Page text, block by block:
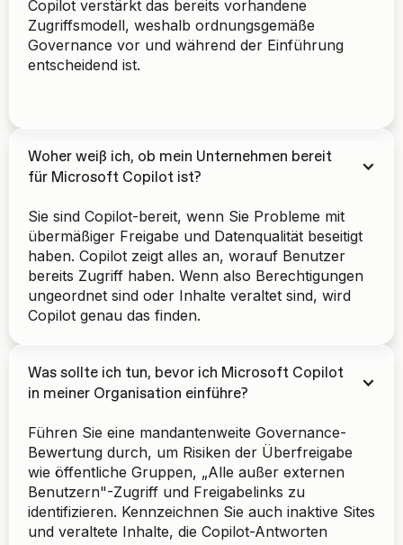
Copilot verstärkt das bereits vorhandene
Zugriffsmodell, weshalb ordnungsgemäße
Governance vor und während der Einführung
entscheidend ist.
Woher weiß ich, ob mein Unternehmen bereit
für Microsoft Copilot ist?
Sie sind Copilot-bereit, wenn Sie Probleme mit
übermäßiger Freigabe und Datenqualität beseitigt
haben. Copilot zeigt alles an, worauf Benutzer
bereits Zugriff haben. Wenn also Berechtigungen
ungeordnet sind oder Inhalte veraltet sind, wird
Copilot genau das finden.
Was sollte ich tun, bevor ich Microsoft Copilot
in meiner Organisation einführe?
Führen Sie eine mandantenweite Governance-
Bewertung durch, um Risiken der Überfreigabe
wie öffentliche Gruppen, „Alle außer externen
Benutzern"-Zugriff und Freigabelinks zu
identifizieren. Kennzeichnen Sie auch inaktive Sites
und veraltete Inhalte, die Copilot-Antworten